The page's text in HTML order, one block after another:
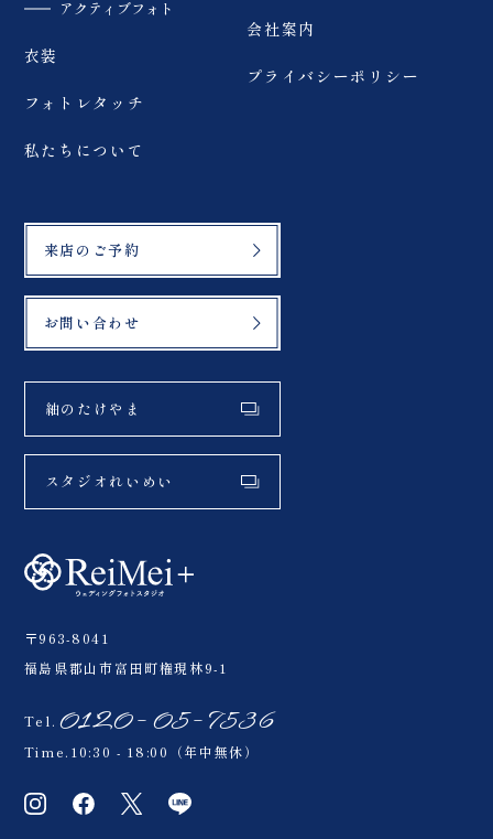
〒963-8041
福島県郡山市富田町権現林9-1
Tel. 0120-05-7536
Time.10:30 - 18:00（年中無休）
アクティブフォト
衣装
フォトレタッチ
私たちについて
会社案内
プライバシーポリシー
来店のご予約
お問い合わせ
紬のたけやま
スタジオれいめい